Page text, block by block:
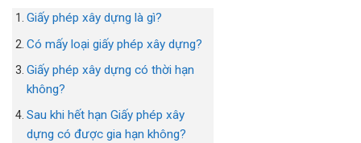
Giấy phép xây dựng là gì?
Có mấy loại giấy phép xây dựng?
Giấy phép xây dựng có thời hạn
không?
Sau khi hết hạn Giấy phép xây
dựng có được gia hạn không?